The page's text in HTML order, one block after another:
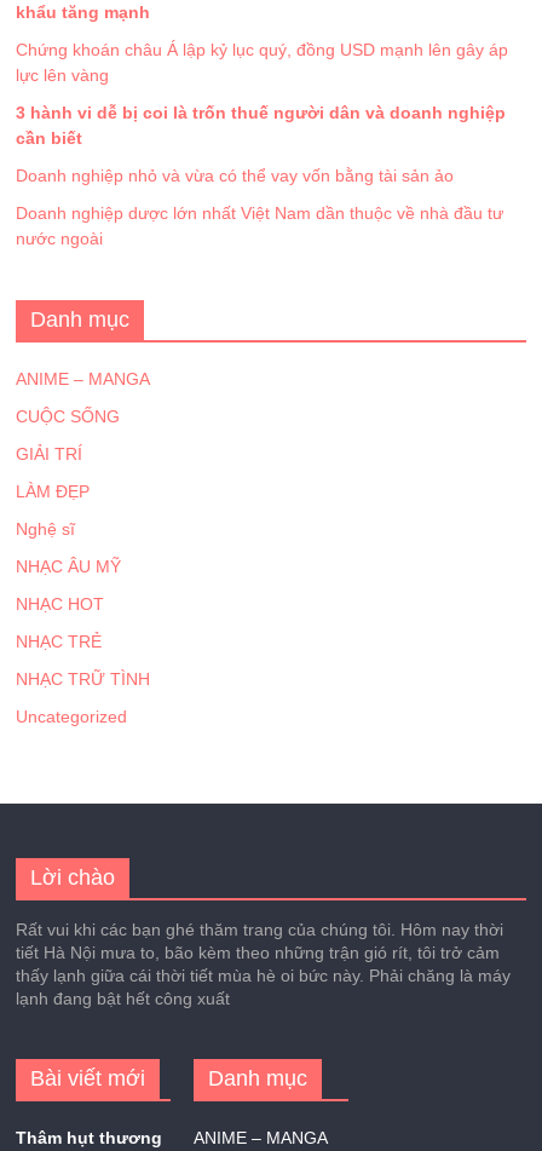
khẩu tăng mạnh
Chứng khoán châu Á lập kỷ lục quý, đồng USD mạnh lên gây áp
lực lên vàng
3 hành vi dễ bị coi là trốn thuế người dân và doanh nghiệp
cần biết
Doanh nghiệp nhỏ và vừa có thể vay vốn bằng tài sản ảo
Doanh nghiệp dược lớn nhất Việt Nam dần thuộc về nhà đầu tư
nước ngoài
Danh mục
ANIME – MANGA
CUỘC SỐNG
GIẢI TRÍ
LÀM ĐẸP
Nghệ sĩ
NHẠC ÂU MỸ
NHẠC HOT
NHẠC TRẺ
NHẠC TRỮ TÌNH
Uncategorized
Lời chào
Rất vui khi các bạn ghé thăm trang của chúng tôi. Hôm nay thời
tiết Hà Nội mưa to, bão kèm theo những trận gió rít, tôi trở cảm
thấy lạnh giữa cái thời tiết mùa hè oi bức này. Phải chăng là máy
lạnh đang bật hết công xuất
Bài viết mới
Thâm hụt thương
Danh mục
ANIME – MANGA